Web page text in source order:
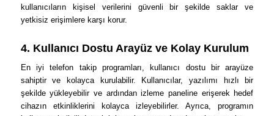
kullanıcıların kişisel verilerini güvenli bir şekilde saklar ve
yetkisiz erişimlere karşı korur.
4. Kullanıcı Dostu Arayüz ve Kolay Kurulum
En iyi telefon takip programları, kullanıcı dostu bir arayüze
sahiptir ve kolayca kurulabilir. Kullanıcılar, yazılımı hızlı bir
şekilde yükleyebilir ve ardından izleme paneline erişerek hedef
cihazın etkinliklerini kolayca izleyebilirler. Ayrıca, programın